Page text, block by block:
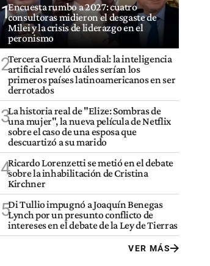
1Encuesta rumbo a 2027: cuatro
consultoras midieron el desgaste de
Milei y la crisis de liderazgo en el
peronismo
2Tercera Guerra Mundial: la inteligencia
artificial reveló cuáles serían los
primeros países latinoamericanos en ser
derrotados
3La historia real de "Elize: Sombras de
una mujer", la nueva película de Netflix
sobre el caso de una esposa que
descuartizó a su marido
4Ricardo Lorenzetti se metió en el debate
sobre la inhabilitación de Cristina
Kirchner
5Di Tullio impugnó a Joaquín Benegas
Lynch por un presunto conflicto de
intereses en el debate de la Ley de Tierras
VER MÁS